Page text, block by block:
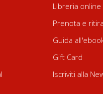
Libreria online
Prenota e ritira
Guida
Gift Card
Iscriviti alla